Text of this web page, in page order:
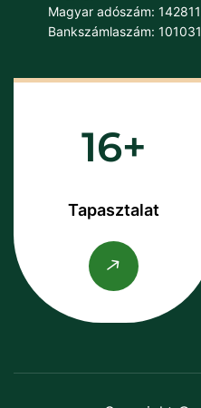
Magyar adószám:
Bankszámlaszám:
16
Tapasztalat